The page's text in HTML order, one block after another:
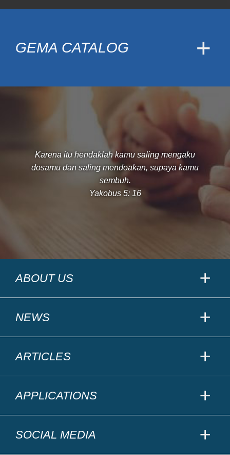
GEMA CATALOG
Karena itu hendaklah kamu saling mengaku
dosamu dan saling mendoakan, supaya kamu
sembuh.
Yakobus 5: 16
ABOUT US
NEWS
ARTICLES
APPLICATIONS
SOCIAL MEDIA